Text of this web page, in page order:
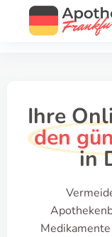
Ihre
den
in